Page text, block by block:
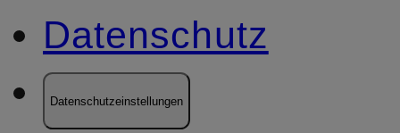
Datenschutz
Datenschutzeinstellungen